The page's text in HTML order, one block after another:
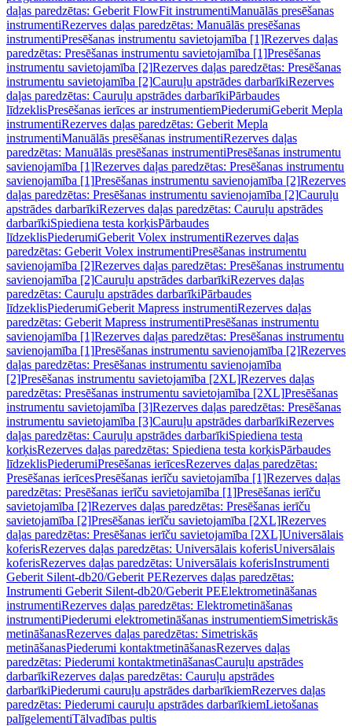
daļas paredzētas: Geberit FlowFit instrumentiManuālās presēšanas
instrumentiRezerves daļas paredzētas: Manuālās presēšanas
instrumentiPresēšanas instrumentu savietojamība [1]Rezerves daļas
paredzētas: Presēšanas instrumentu savietojamība [1]Presēšanas
instrumentu savietojamība [2]Rezerves daļas paredzētas: Presēšanas
instrumentu savietojamība [2]Cauruļu apstrādes darbarīkiRezerves
daļas paredzētas: Cauruļu apstrādes darbarīkiPārbaudes
līdzeklisPresēšanas ierīces ar instrumentiemPiederumiGeberit Mepla
instrumentiRezerves daļas paredzētas: Geberit Mepla
instrumentiManuālās presēšanas instrumentiRezerves daļas
paredzētas: Manuālās presēšanas instrumentiPresēšanas instrumentu
savienojamība [1]Rezerves daļas paredzētas: Presēšanas instrumentu
savienojamība [1]Presēšanas instrumentu savienojamība [2]Rezerves
daļas paredzētas: Presēšanas instrumentu savienojamība [2]Cauruļu
apstrādes darbarīkiRezerves daļas paredzētas: Cauruļu apstrādes
darbarīkiSpiediena testa korķisPārbaudes
līdzeklisPiederumiGeberit Volex instrumentiRezerves daļas
paredzētas: Geberit Volex instrumentiPresēšanas instrumentu
savienojamība [2]Rezerves daļas paredzētas: Presēšanas instrumentu
savienojamība [2]Cauruļu apstrādes darbarīkiRezerves daļas
paredzētas: Cauruļu apstrādes darbarīkiPārbaudes
līdzeklisPiederumiGeberit Mapress instrumentiRezerves daļas
paredzētas: Geberit Mapress instrumentiPresēšanas instrumentu
savienojamība [1]Rezerves daļas paredzētas: Presēšanas instrumentu
savienojamība [1]Presēšanas instrumentu savienojamība [2]Rezerves
daļas paredzētas: Presēšanas instrumentu savienojamība
[2]Presēšanas instrumentu savietojamība [2XL]Rezerves daļas
paredzētas: Presēšanas instrumentu savietojamība [2XL]Presēšanas
instrumentu savietojamība [3]Rezerves daļas paredzētas: Presēšanas
instrumentu savietojamība [3]Cauruļu apstrādes darbarīkiRezerves
daļas paredzētas: Cauruļu apstrādes darbarīkiSpiediena testa
korķisRezerves daļas paredzētas: Spiediena testa korķisPārbaudes
līdzeklisPiederumiPresēšanas ierīcesRezerves daļas paredzētas:
Presēšanas ierīcesPresēšanas ierīču savietojamība [1]Rezerves daļas
paredzētas: Presēšanas ierīču savietojamība [1]Presēšanas ierīču
savietojamība [2]Rezerves daļas paredzētas: Presēšanas ierīču
savietojamība [2]Presēšanas ierīču savietojamība [2XL]Rezerves
daļas paredzētas: Presēšanas ierīču savietojamība [2XL]Universālais
koferisRezerves daļas paredzētas: Universālais koferisUniversālais
koferisRezerves daļas paredzētas: Universālais koferisInstrumenti
Geberit Silent-db20/Geberit PERezerves daļas paredzētas:
Instrumenti Geberit Silent-db20/Geberit PEElektrometināšanas
instrumentiRezerves daļas paredzētas: Elektrometināšanas
instrumentiPiederumi elektrometināšanas instrumentiemSimetriskās
metināšanasRezerves daļas paredzētas: Simetriskās
metināšanasPiederumi kontaktmetināšanasRezerves daļas
paredzētas: Piederumi kontaktmetināšanasCauruļu apstrādes
darbarīkiRezerves daļas paredzētas: Cauruļu apstrādes
darbarīkiPiederumi cauruļu apstrādes darbarīkiemRezerves daļas
paredzētas: Piederumi cauruļu apstrādes darbarīkiemLietošanas
palīgelementiTālvadības pultis